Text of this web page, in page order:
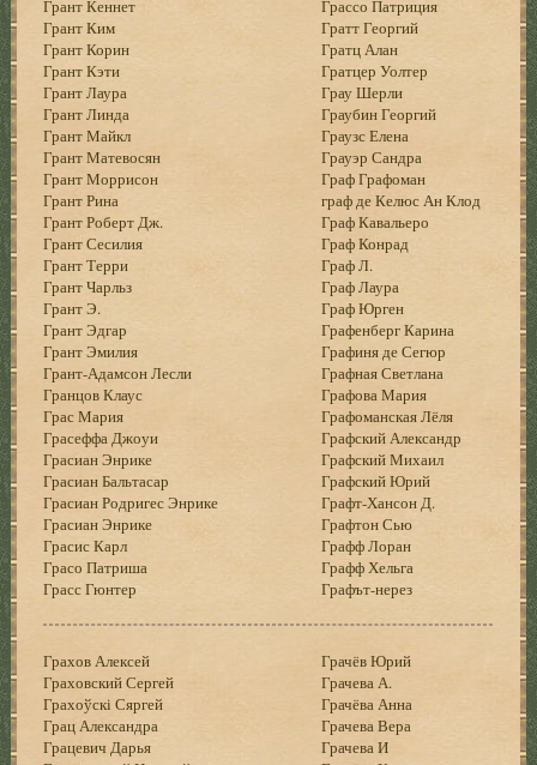
Грант Кеннет
Грант Ким
Грант Корин
Грант Кэти
Грант Лаура
Грант Линда
Грант Майкл
Грант Матевосян
Грант Моррисон
Грант Рина
Грант Роберт Дж.
Грант Сесилия
Грант Терри
Грант Чарльз
Грант Э.
Грант Эдгар
Грант Эмилия
Грант-Адамсон Лесли
Гранцов Клаус
Грас Мария
Грасеффа Джоуи
Грасиан Энрике
Грасиан Бальтасар
Грасиан Родригес Энрике
Грасиан Энрике
Грасис Карл
Грасо Патриша
Грасс Гюнтер
Грассо Патриция
Гратт Георгий
Гратц Алан
Гратцер Уолтер
Грау Шерли
Граубин Георгий
Граузс Елена
Грауэр Сандра
Граф Графоман
граф де Келюс Ан Клод
Граф Кавальеро
Граф Конрад
Граф Л.
Граф Лаура
Граф Юрген
Графенберг Карина
Графиня де Сегюр
Графная Светлана
Графова Мария
Графоманская Лёля
Графский Александр
Графский Михаил
Графский Юрий
Графт-Хансон Д.
Графтон Сью
Графф Лоран
Графф Хельга
Графът-нерез
Грахов Алексей
Граховский Сергей
Грахоўскі Сяргей
Грац Александра
Грацевич Дарья
Грачёв Юрий
Грачева А.
Грачёва Анна
Грачева Вера
Грачева И